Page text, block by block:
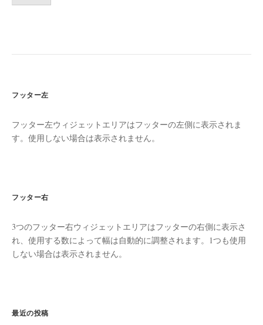
フッター左
フッター左ウィジェットエリアはフッターの左側に表示されま
す。使用しない場合は表示されません。
フッター右
3つのフッター右ウィジェットエリアはフッターの右側に表示さ
れ、使用する数によって幅は自動的に調整されます。1つも使用
しない場合は表示されません。
最近の投稿